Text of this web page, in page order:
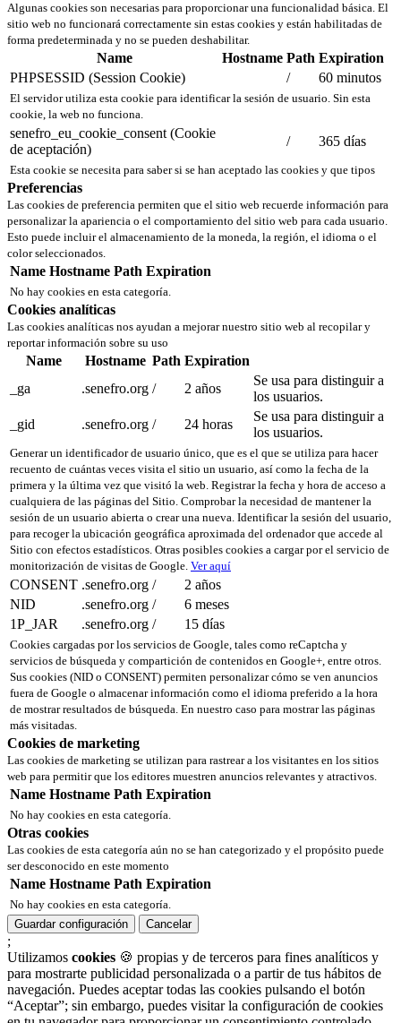
Algunas cookies son necesarias para proporcionar una funcionalidad básica. El
sitio web no funcionará correctamente sin estas cookies y están habilitadas de
forma predeterminada y no se pueden deshabilitar.
Name Hostname Path Expiration
PHPSESSID (Session Cookie)
/ 60 minutos
El servidor utiliza esta cookie para identificar la sesión de usuario. Sin esta
cookie, la web no funciona.
senefro_eu_cookie_consent (Cookie
de aceptación)
/ 365 días
Esta cookie se necesita para saber si se han aceptado las cookies y que tipos
Preferencias
Las cookies de preferencia permiten que el sitio web recuerde información para
personalizar la apariencia o el comportamiento del sitio web para cada usuario.
Esto puede incluir el almacenamiento de la moneda, la región, el idioma o el
color seleccionados.
Name Hostname Path Expiration
No hay cookies en esta categoría.
Cookies analíticas
Las cookies analíticas nos ayudan a mejorar nuestro sitio web al recopilar y
reportar información sobre su uso
Name Hostname Path Expiration
_ga
.senefro.org / 2 años
Se usa para distinguir a
los usuarios.
_gid
.senefro.org / 24 horas
Se usa para distinguir a
los usuarios.
Generar un identificador de usuario único, que es el que se utiliza para hacer
recuento de cuántas veces visita el sitio un usuario, así como la fecha de la
primera y la última vez que visitó la web. Registrar la fecha y hora de acceso a
cualquiera de las páginas del Sitio. Comprobar la necesidad de mantener la
sesión de un usuario abierta o crear una nueva. Identificar la sesión del usuario,
para recoger la ubicación geográfica aproximada del ordenador que accede al
Sitio con efectos estadísticos. Otras posibles cookies a cargar por el servicio de
monitorización de visitas de Google. Ver aquí
CONSENT .senefro.org /
2 años
NID
.senefro.org /
6 meses
1P_JAR
.senefro.org / 15 días
Cookies cargadas por los servicios de Google, tales como reCaptcha y
servicios de búsqueda y compartición de contenidos en Google+, entre otros.
Sus cookies (NID o CONSENT) permiten personalizar cómo se ven anuncios
fuera de Google o almacenar información como el idioma preferido a la hora
de mostrar resultados de búsqueda. En nuestro caso para mostrar las páginas
más visitadas.
Cookies de marketing
Las cookies de marketing se utilizan para rastrear a los visitantes en los sitios
web para permitir que los editores muestren anuncios relevantes y atractivos.
Name Hostname Path Expiration
No hay cookies en esta categoría.
Otras cookies
Las cookies de esta categoría aún no se han categorizado y el propósito puede
ser desconocido en este momento
Name Hostname Path Expiration
No hay cookies en esta categoría.
Guardar configuración
Cancelar
;
Utilizamos cookies 🍪 propias y de terceros para fines analíticos y
para mostrarte publicidad personalizada o a partir de tus hábitos de
navegación. Puedes aceptar todas las cookies pulsando el botón
“Aceptar”; sin embargo, puedes visitar la configuración de cookies